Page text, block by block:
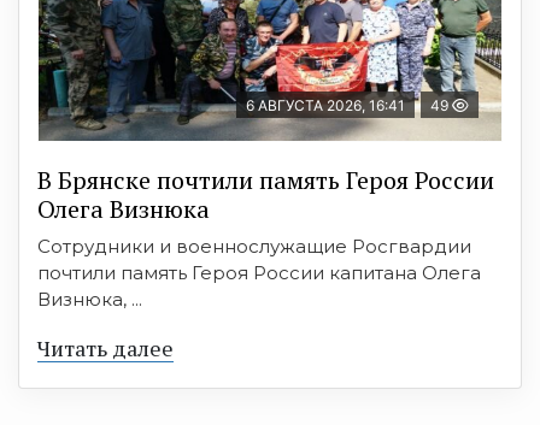
6 АВГУСТА 2026, 16:41 49
В Брянске почтили память Героя России
Олега Визнюка
Сотрудники и военнослужащие Росгвардии
почтили память Героя России капитана Олега
Визнюка, ...
Читать далее